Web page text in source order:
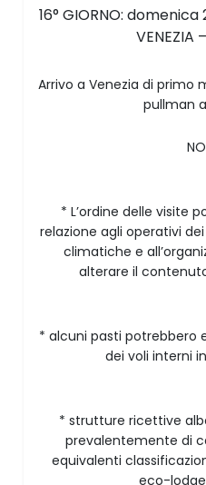
16° GIORNO:
VENEZIA
Arrivo a Venezia di
pullman
* L’ordine delle visite
relazione agli operativi
climatiche e
alterare il
* alcuni pasti potrebbero
dei voli interni
* strutture ricettive
prevalentemente di
equivalenti
eco-